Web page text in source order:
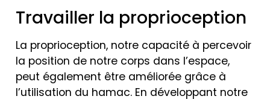
Travailler la proprioception
La proprioception, notre capacité à percevoir
la position de notre corps dans l’espace,
peut également être améliorée grâce à
l’utilisation du hamac. En développant notre